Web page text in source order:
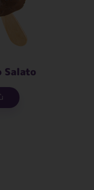
Salato